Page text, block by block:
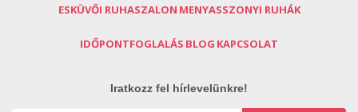
ESKÜVŐI RUHASZALON MENYASSZONYI RUHÁK
IDŐPONTFOGLALÁS BLOG KAPCSOLAT
Iratkozz fel hírlevelünkre!